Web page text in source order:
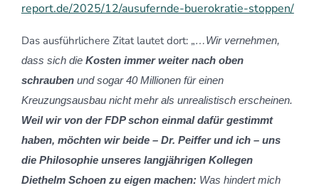
report.de/2025/12/ausufernde-buerokratie-stoppen/
Das ausführlichere Zitat lautet dort: „…Wir vernehmen,
dass sich dieKosten immer weiter nach oben
schraubenund sogar 40 Millionen für einen
Kreuzungsausbau nicht mehr als unrealistisch erscheinen.
Weil wir von der FDP schon einmal dafür gestimmt
haben, möchten wir beide – Dr. Peiffer und ich – uns
die Philosophie unseres langjährigen Kollegen
Diethelm Schoen zu eigen machen: Was hindert mich